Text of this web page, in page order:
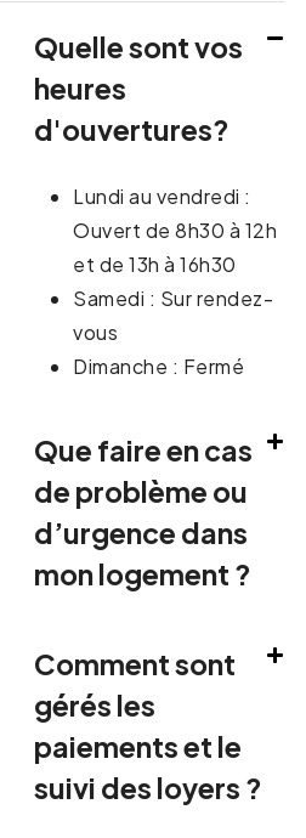
Quelle sont vos
heures
d'ouvertures?
Lundi au vendredi :
Ouvert de 8h30 à 12h
et de 13h à 16h30
Samedi : Sur rendez-
vous
Dimanche : Fermé
Que faire en cas
de problème ou
d’urgence dans
mon logement ?
Comment sont
gérés les
paiements et le
suivi des loyers ?